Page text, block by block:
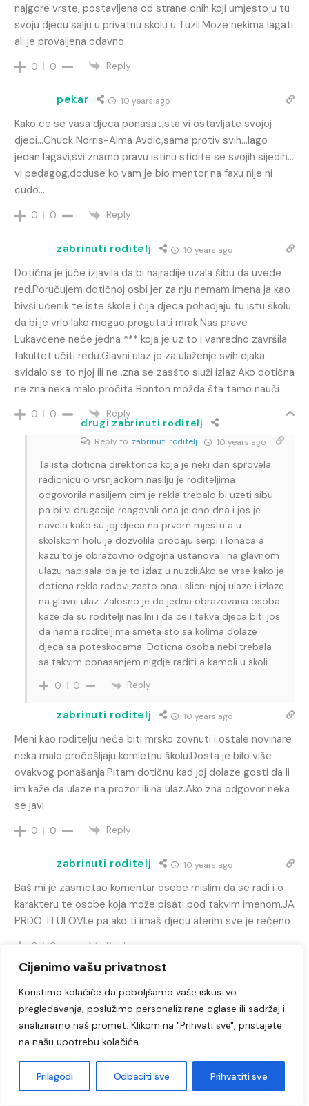
Cijenimo vašu privatnost
Koristimo kolačiće da poboljšamo vaše iskustvo
pregledavanja, poslužimo personalizirane oglase ili sadržaj i
analiziramo naš promet. Klikom na "Prihvati sve", pristajete
na našu upotrebu kolačića.
Prilagodi Odbaciti sve Prihvatiti sve
najgore vrste, postavljena od strane onih koji umjesto u tu
svoju djecu salju u privatnu skolu u Tuzli.Moze nekima lagati
ali je provaljena odavno
0 0 Reply
pekar 10 years ago
Kako ce se vasa djeca ponasat,sta vi ostavljate svojoj
djeci…Chuck Norris-Alma Avdic,sama protiv svih…lago
jedan lagavi,svi znamo pravu istinu stidite se svojih sijedih…
vi pedagog,doduse ko vam je bio mentor na faxu nije ni
cudo…
0 0 Reply
zabrinuti roditelj 10 years ago
Dotična je juče izjavila da bi najradije uzala šibu da uvede
red.Poručujem dotičnoj osbi jer za nju nemam imena ja kao
bivši učenik te iste škole i čija djeca pohadjaju tu istu školu
da bi je vrlo lako mogao progutati mrak.Nas prave
Lukavčene neće jedna *** koja je uz to i vanredno završila
fakultet učiti redu.Glavni ulaz je za ulaženje svih djaka
svidalo se to njoj ili ne ,zna se zasšto služi izlaz.Ako dotična
ne zna neka malo pročita Bonton možda šta tamo nauči
0 0
Reply
drugi zabrinuti roditelj
Reply to zabrinuti roditelj 10 years ago
Ta ista doticna direktorica koja je neki dan sprovela
radionicu o vrsnjackom nasilju je roditeljima
odgovorila nasiljem cim je rekla trebalo bi uzeti sibu
pa bi vi drugacije reagovali ona je dno dna i jos je
navela kako su joj djeca na prvom mjestu a u
skolskom holu je dozvolila prodaju serpi i lonaca a
kazu to je obrazovno odgojna ustanova i na glavnom
ulazu napisala da je to izlaz u nuzdi.Ako se vrse kako je
doticna rekla radovi zasto ona i slicni njoj ulaze i izlaze
na glavni ulaz .Zalosno je da jedna obrazovana osoba
kaze da su roditelji nasilni i da ce i takva djeca biti jos
da nama roditeljima smeta sto sa kolima dolaze
djeca sa poteskocama .Doticna osoba nebi trebala
sa takvim ponasanjem nigdje raditi a kamoli u skoli .
0 0 Reply
zabrinuti roditelj 10 years ago
Meni kao roditelju neće biti mrsko zovnuti i ostale novinare
neka malo pročešljaju komletnu školu.Dosta je bilo više
ovakvog ponašanja.Pitam dotičnu kad joj dolaze gosti da li
im kaže da ulaze na prozor ili na ulaz.Ako zna odgovor neka
se javi
0 0 Reply
zabrinuti roditelj 10 years ago
Baš mi je zasmetao komentar osobe mislim da se radi i o
karakteru te osobe koja može pisati pod takvim imenom.JA
PRDO TI ULOVI.e pa ako ti imaš djecu aferim sve je rečeno
0 0 Reply
Velika SRAMOTA za skolu, direktoricu i ostale uposlenike
ove skole.Naravno da ce se svaki roditelj svog djeteta
mjesati u rad skole, nastvanika i ostalog jer oni u to i ilazu
svog djeteta, jer zasluzuju da ulaze na glavni ulazi jer su oni
jos maleni pozz za roditelje a tebi direktorice nek na